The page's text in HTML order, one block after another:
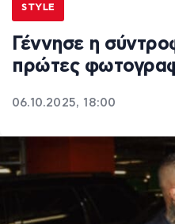
STYLE
Γέννησε η
πρώτες
06.10.2025, 18:00